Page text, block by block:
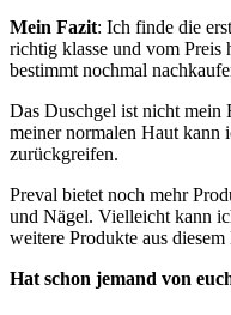
Mein Fazit: Ich finde die
richtig klasse und vom Preis
bestimmt nochmal
Das Duschgel ist nicht mein
meiner normalen Haut kann
zurückgreifen.
Preval bietet noch mehr
und Nägel. Vielleicht kann
weitere Produkte aus
Hat schon jemand von